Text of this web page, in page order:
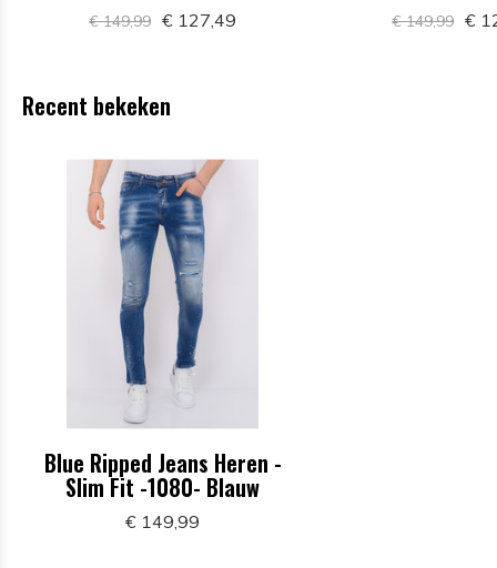
€ 149,99 € 127,49 € 149,99 €
Recent bekeken
Blue Ripped Jeans Heren -
Slim Fit -1080- Blauw
€ 149,99